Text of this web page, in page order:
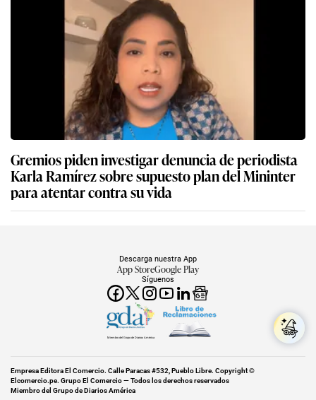
Gremios piden investigar denuncia de periodista
Karla Ramírez sobre supuesto plan del Mininter
para atentar contra su vida
Descarga nuestra App
App StoreGoogle Play
Miembro del Grupo de Diarios América
Subir